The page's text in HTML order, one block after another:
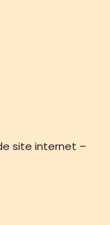
site internet –